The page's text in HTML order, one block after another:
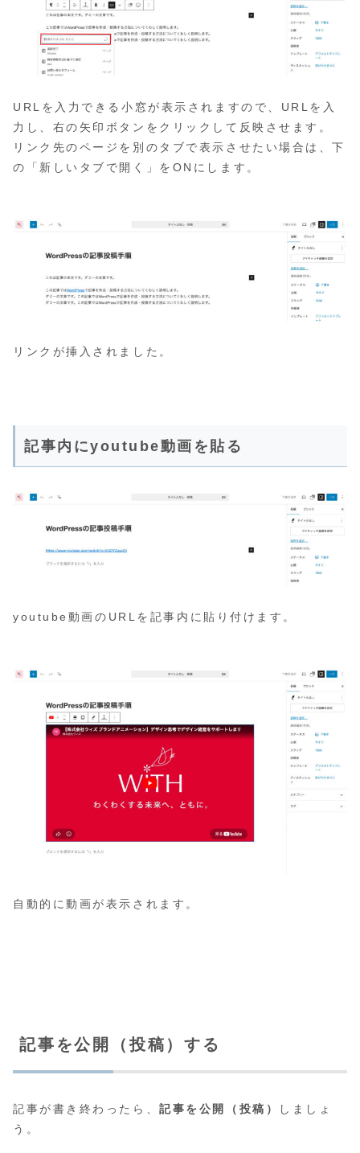
URLを入力できる小窓が表示されますので、URLを入
力し、右の矢印ボタンをクリックして反映させます。
リンク先のページを別のタブで表示させたい場合は、下
の「新しいタブで開く」をONにします。
リンクが挿入されました。
記事内にyoutube動画を貼る
youtube動画のURLを記事内に貼り付けます。
自動的に動画が表示されます。
記事を公開（投稿）する
記事が書き終わったら、記事を公開（投稿）
しましょ
う。